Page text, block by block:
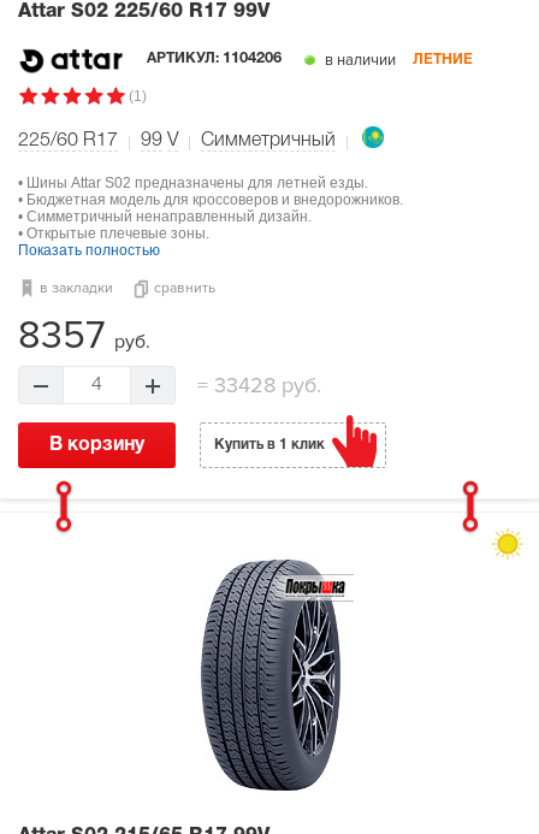
Attar S02 225/60 R17 99V
АРТИКУЛ: 1104206 в наличии ЛЕТНИЕ
(1)
225/60 R17 99 V Симметричный
• Шины Attar S02 предназначены для летней езды.
• Бюджетная модель для кроссоверов и внедорожников.
• Симметричный ненаправленный дизайн.
• Открытые плечевые зоны.
Показать полностью
в закладки сравнить
8357 руб.
4 = 33428 руб.
В корзину Купить в 1 клик